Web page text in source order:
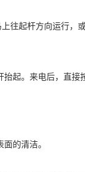
往起杆方向运行，
起。来电后，直接
的清洁。